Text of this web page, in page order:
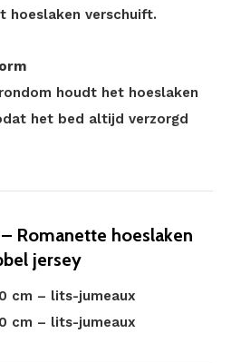
hoeslaken verschuift.
houdt het hoeslaken
het bed altijd verzorgd
Romanette hoeslaken
jersey
cm – lits-jumeaux
cm – lits-jumeaux